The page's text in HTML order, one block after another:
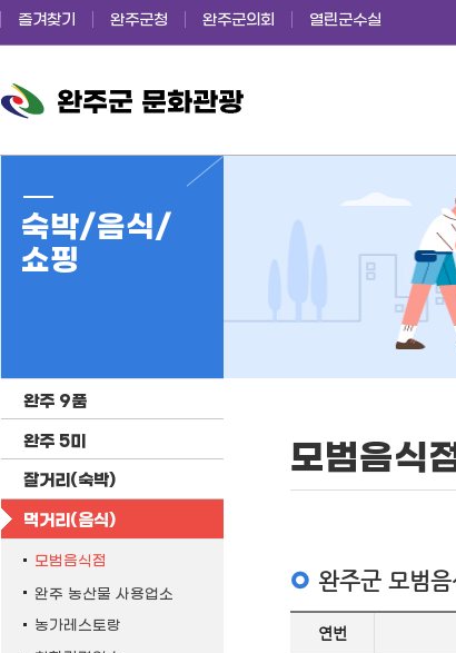
즐겨찾기 완주군청 완주군의회 열린군수실
숙박/음식/
쇼핑
완주 9품
완주 5미
잘거리(숙박)
먹거리(음식)
모범음식점
완주 농산물 사용업소
농가레스토랑
모범음식
완주군 모범
연번